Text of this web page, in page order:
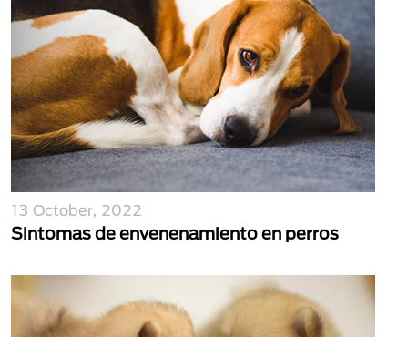
13 October, 2022
Sintomas de envenenamiento en perros